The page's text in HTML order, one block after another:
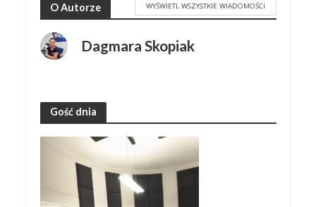
O Autorze WYŚWIETL WSZYSTKIE WIADOMOŚCI
Dagmara Skopiak
Gość dnia